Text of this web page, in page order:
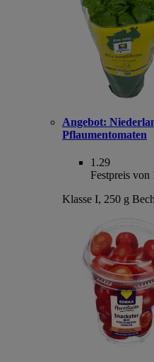
Angebot:
Pflaumentomaten
1.29
Festpreis von
Klasse I, 250 g